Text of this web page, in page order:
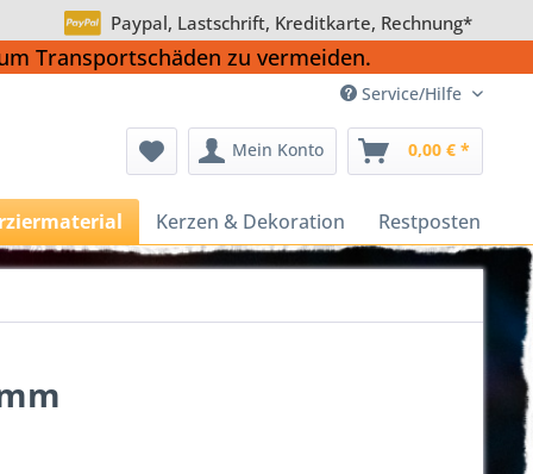
Paypal, Lastschrift, Kreditkarte, Rechnung*
Transportschäden zu vermeiden.
Service/Hilfe
Mein Konto 0,00 € *
Kerzen & Dekoration Restposten